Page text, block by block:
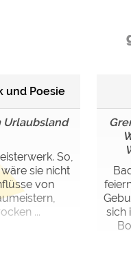
und Poesie
So,
sie nicht
von
...
sich
Externe
Campingplätzen)
Google Maps
Google
Statistiken
Google Analytics